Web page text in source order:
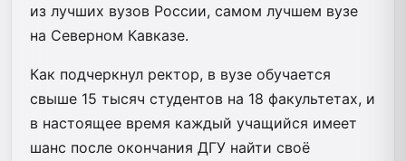
из лучших вузов России, самом лучшем вузе
на Северном Кавказе.
Как подчеркнул ректор, в вузе обучается
свыше 15 тысяч студентов на 18 факультетах, и
в настоящее время каждый учащийся имеет
шанс после окончания ДГУ найти своё